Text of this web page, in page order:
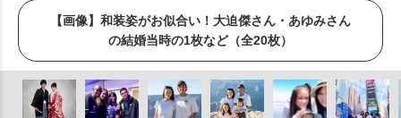
【画像】和装姿がお似合い！大迫傑さん・あゆみさん
の結婚当時の1枚など（全20枚）